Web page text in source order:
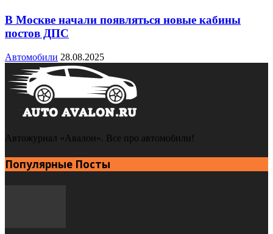
В Москве начали появляться новые кабины
постов ДПС
Автомобили 28.08.2025
Автожурнал «Авалон». Все про автомобили!
Популярные Посты